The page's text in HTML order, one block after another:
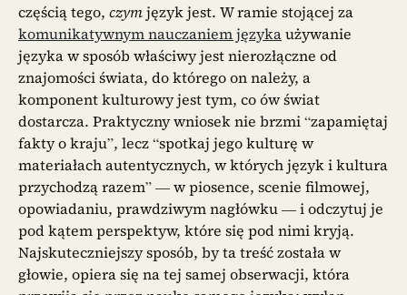
częścią tego, czymjęzyk jest. W ramie stojącej za
komunikatywnym nauczaniem językaużywanie
języka w sposób właściwy jest nierozłączne od
znajomości świata, do którego on należy, a
komponent kulturowy jest tym, co ów świat
dostarcza. Praktyczny wniosek nie brzmi “zapamiętaj
fakty o kraju”, lecz “spotkaj jego kulturę w
materiałach autentycznych, w których język i kultura
przychodzą razem” — w piosence, scenie filmowej,
opowiadaniu, prawdziwym nagłówku — i odczytuj je
pod kątem perspektyw, które się pod nimi kryją.
Najskuteczniejszy sposób, by ta treść została w
głowie, opiera się na tej samej obserwacji, która